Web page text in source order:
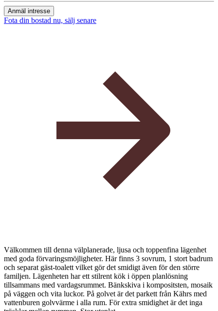
Anmäl intresse
Fota din bostad nu, sälj senare
Välkommen till denna välplanerade, ljusa och toppenfina lägenhet
med goda förvaringsmöjligheter. Här finns 3 sovrum, 1 stort badrum
och separat gäst-toalett vilket gör det smidigt även för den större
familjen. Lägenheten har ett stilrent kök i öppen planlösning
tillsammans med vardagsrummet. Bänkskiva i kompositsten, mosaik
på väggen och vita luckor. På golvet är det parkett från Kährs med
vattenburen golvvärme i alla rum. För extra smidighet är det inga